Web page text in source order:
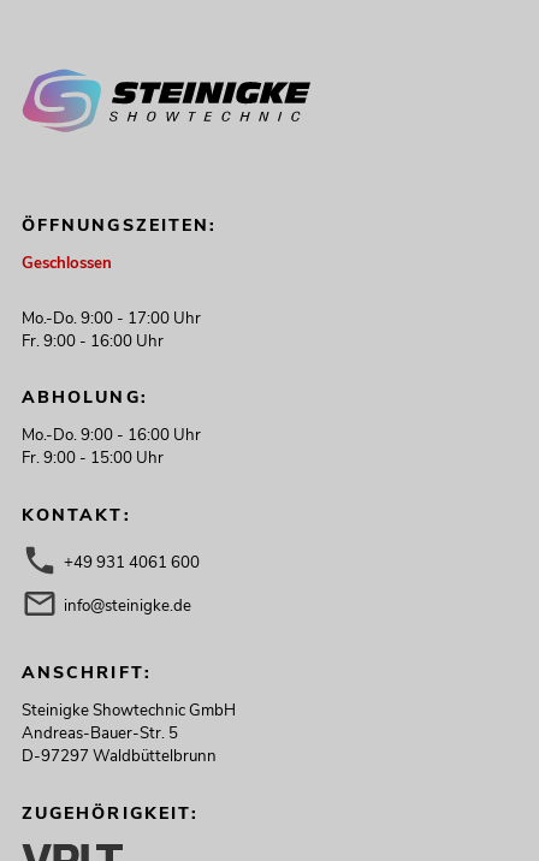
ÖFFNUNGSZEITEN:
Geschlossen
Mo.-Do. 9:00 - 17:00 Uhr
Fr. 9:00 - 16:00 Uhr
ABHOLUNG:
Mo.-Do. 9:00 - 16:00 Uhr
Fr. 9:00 - 15:00 Uhr
KONTAKT:
+49 931 4061 600
info@steinigke.de
ANSCHRIFT:
Steinigke Showtechnic GmbH
Andreas-Bauer-Str. 5
D-97297 Waldbüttelbrunn
ZUGEHÖRIGKEIT: